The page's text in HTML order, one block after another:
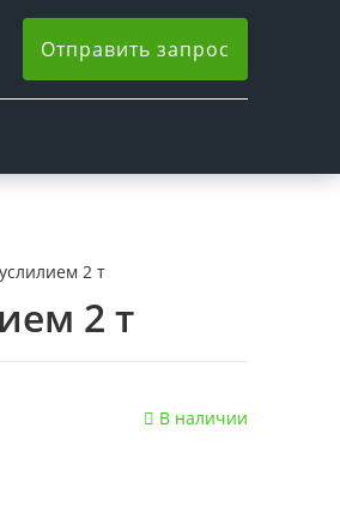
Отправить запрос
2 т
2 т
В наличии